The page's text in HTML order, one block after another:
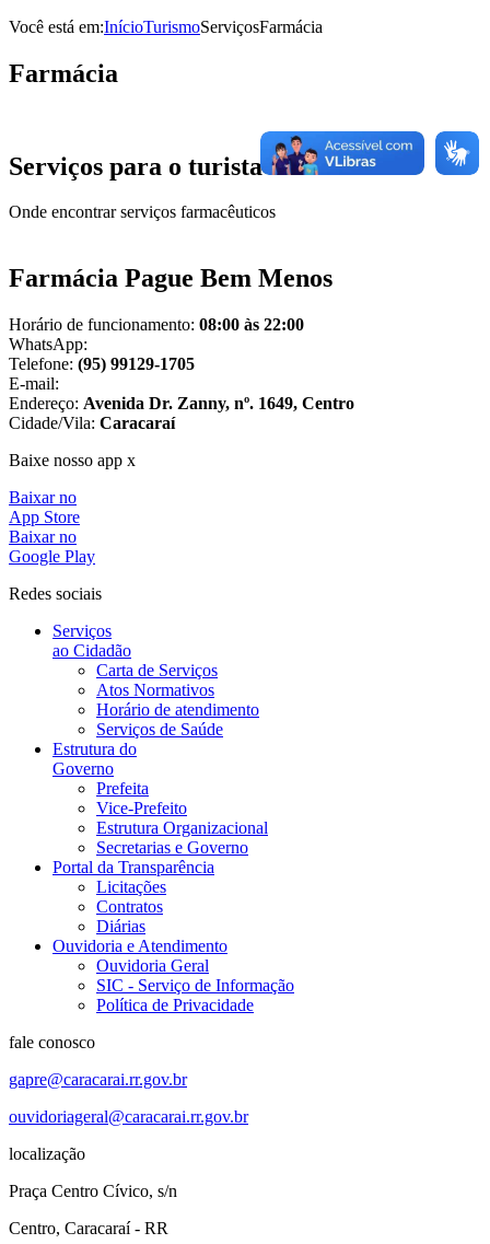
Você está em:InícioTurismoServiçosFarmácia
Farmácia
Serviços para o turista
Onde encontrar serviços farmacêuticos
Farmácia Pague Bem Menos
Horário de funcionamento: 08:00 às 22:00
WhatsApp:
Telefone: (95) 99129-1705
E-mail:
Endereço: Avenida Dr. Zanny, nº. 1649, Centro
Cidade/Vila: Caracaraí
Baixe nosso app x
Baixar no
App Store
Baixar no
Google Play
Redes sociais
Serviços
ao Cidadão
Carta de Serviços
Atos Normativos
Horário de atendimento
Serviços de Saúde
Estrutura do
Governo
Prefeita
Vice-Prefeito
Estrutura Organizacional
Secretarias e Governo
Portal da Transparência
Licitações
Contratos
Diárias
Ouvidoria e Atendimento
Ouvidoria Geral
SIC - Serviço de Informação
Política de Privacidade
fale conosco
gapre@caracarai.rr.gov.br
ouvidoriageral@caracarai.rr.gov.br
localização
Praça Centro Cívico, s/n
Centro, Caracaraí - RR